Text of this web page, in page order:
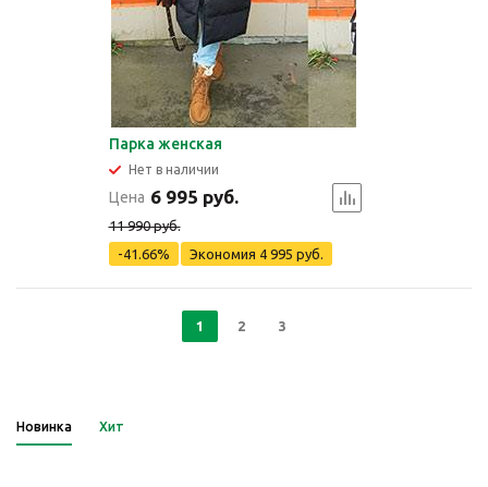
Парка женская
Нет в наличии
Цена 6 995 руб.
11 990 руб.
-41.66%
Экономия 4 995 руб.
1 2 3
Новинка Хит